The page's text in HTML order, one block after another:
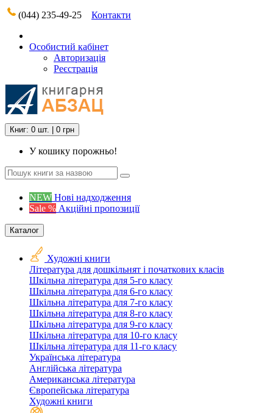
(044) 235-49-25 Контакти
Особистий кабінет
Авторизація
Реєстрація
Книг: 0 шт. | 0 грн
У кошику порожньо!
NEW Нові надходження
Sale % Акційні пропозиції
Каталог
Художні книги
Література для дошкільнят і початкових класів
Шкільна література для 5-го класу
Шкільна література для 6-го класу
Шкільна література для 7-го класу
Шкільна література для 8-го класу
Шкільна література для 9-го класу
Шкільна література для 10-го класу
Шкільна література для 11-го класу
Українська література
Англійська література
Американська література
Європейська література
Художні книги